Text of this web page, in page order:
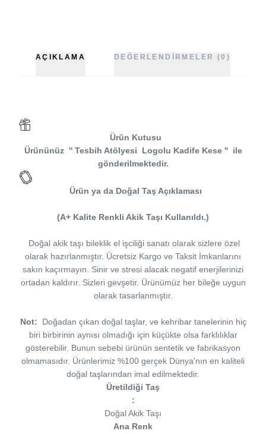
AÇIKLAMA DEĞERLENDIRMELER (0)
Ürün Kutusu
Ürününüz '' Tesbih Atölyesi Logolu Kadife Kese '' ile
gönderilmektedir.
Ürün ya da Doğal Taş Açıklaması
(A+ Kalite Renkli Akik Taşı Kullanıldı.)
Doğal akik taşı bileklik el işciliği sanatı olarak sizlere özel
olarak hazırlanmıştır. Ücretsiz Kargo ve Taksit İmkanlarını
sakın kaçırmayın. Sinir ve stresi alacak negatif enerjilerinizi
ortadan kaldırır. Sizleri gevşetir. Ürünümüz her bileğe uygun
olarak tasarlanmıştır.
Not:
Doğadan çıkan doğal taşlar, ve kehribar tanelerinin hiç
biri birbirinin aynısı olmadığı için küçükte olsa farklılıklar
gösterebilir. Bunun sebebi ürünün sentetik ve fabrikasyon
olmamasıdır. Ürünlerimiz %100 gerçek Dünya'nın en kaliteli
doğal taşlarından imal edilmektedir.
Üretildiği Taş
:
Doğal Akik Taşı
Ana Renk